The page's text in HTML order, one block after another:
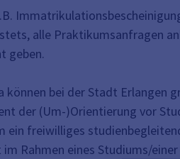
alle Praktikumsanfragen
geben.
können bei der Stadt Erlangen
der (Um-)Orientierung vor
ein freiwilliges
Rahmen eines Studiums/